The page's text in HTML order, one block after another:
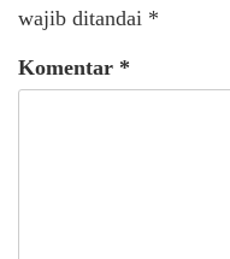
wajib ditandai *
Komentar *